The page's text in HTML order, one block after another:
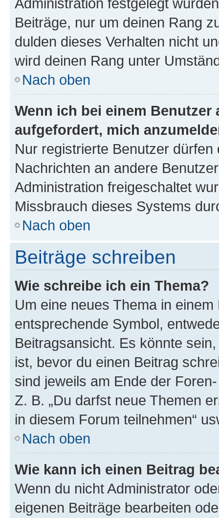
Beiträge, nur um deinen Rang
dulden dieses Verhalten nicht
wird deinen Rang unter
Nach oben
Wenn ich bei einem
aufgefordert, mich
Nur registrierte Benutzer
Nachrichten an andere
Administration freigeschaltet
Missbrauch dieses Systems
Nach oben
Beiträge schreiben
Wie schreibe ich ein Thema?
Um eine neues Thema in
entsprechende Symbol,
Beitragsansicht. Es könnte
ist, bevor du einen Beitrag
sind jeweils am Ende der
Z. B. „Du darfst neue Themen
in diesem Forum teilnehmen“
Nach oben
Wie kann ich einen Beitrag
Wenn du nicht Administrator
eigenen Beiträge bearbeiten